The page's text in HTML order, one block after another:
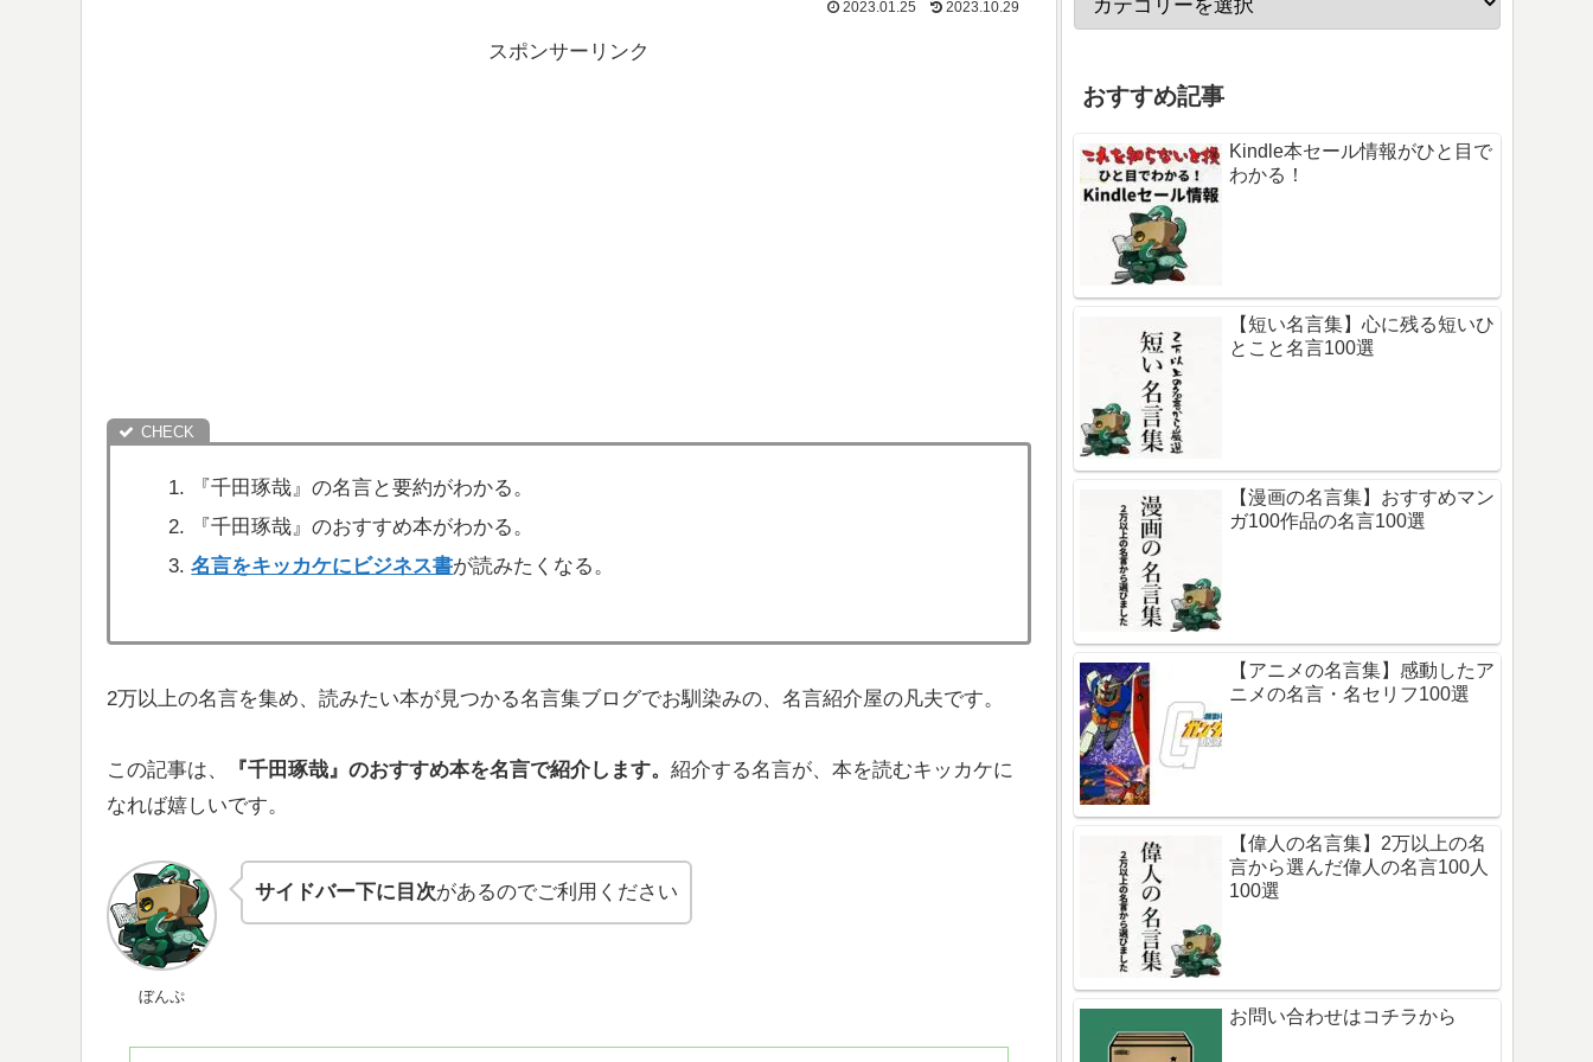
2023.01.25 2023.10.29
スポンサーリンク
『千田琢哉』の名言と要約がわかる。
『千田琢哉』のおすすめ本がわかる。
名言をキッカケにビジネス書が読みたくなる。
2万以上の名言を集め、読みたい本が見つかる名言集ブログでお馴染みの、名言紹介屋の凡夫です。
この記事は、 『千田琢哉』のおすすめ本を名言で紹介します。 紹介する名言が、本を読むキッカケに
なれば嬉しいです。
ぼんぷ
サイドバー下に目次があるのでご利用ください
おすすめ記事
Kindle本セール情報がひと目で
わかる！
【短い名言集】心に残る短いひ
とこと名言100選
【漫画の名言集】おすすめマン
ガ100作品の名言100選
【アニメの名言集】感動したア
ニメの名言・名セリフ100選
【偉人の名言集】2万以上の名
言から選んだ偉人の名言100人
100選
お問い合わせはコチラから